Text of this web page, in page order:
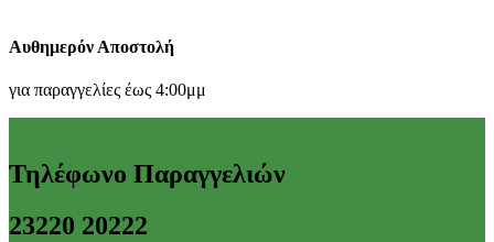
Αυθημερόν Αποστολή
για παραγγελίες έως 4:00μμ
Τηλέφωνο Παραγγελιών
23220 20222